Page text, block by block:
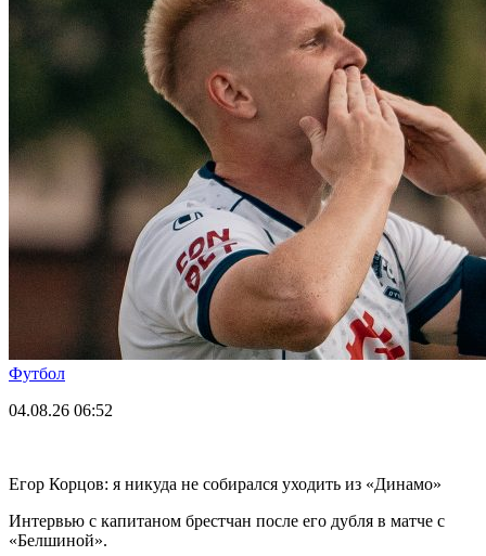
Футбол
04.08.26 06:52
Егор Корцов: я никуда не собирался уходить из «Динамо»
Интервью с капитаном брестчан после его дубля в матче с
«Белшиной».